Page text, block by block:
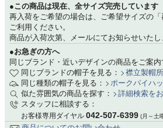
●この商品は現在、全サイズ完売しています
再入荷をご希望の場合は、ご希望サイズの
ご利用ください。
商品が入荷次第、メールにてお知らせいたし
●お急ぎの方へ
同じブランド・近いデザインの商品をご案内
同じブランドの帽子を見る：
襟立製帽
同じ種類の帽子を見る：
ポークパイハ
似た雰囲気の商品を探す：
詳細検索を
スタッフに相談する：
お客様専用ダイヤル 042-507-6399 (月～土